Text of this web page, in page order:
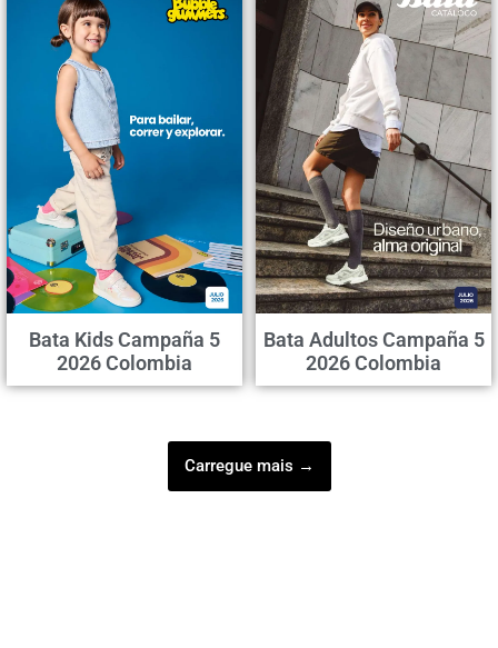
Bata Kids Campaña 5
2026 Colombia
Bata Adultos Campaña 5
2026 Colombia
Carregue mais →